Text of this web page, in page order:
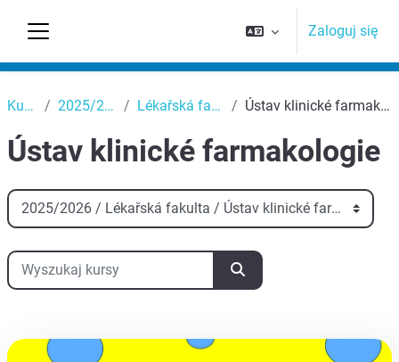
Zaloguj się
Top
Kursy 2025/2026 Lékařská fakulta Ústav klinické farmakologie
Ústav klinické farmakologie
Kategorie kursów
Wyszukaj kursy
Wyszukaj kursy
aa